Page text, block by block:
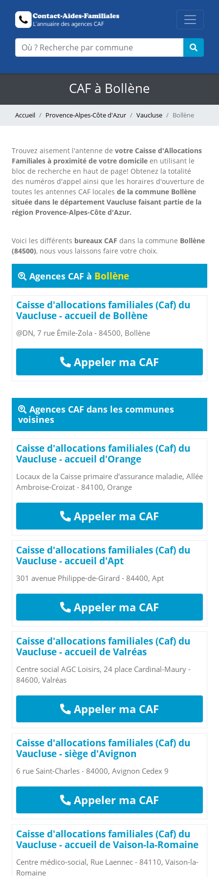
CAF à Bollène
Accueil Provence-Alpes-Côte d'Azur Vaucluse Bollène
Trouvez aisement l'antenne de votre Caisse d'Allocations
Familiales à proximité de votre domicile en utilisant le
bloc de recherche en haut de page! Obtenez la totalité
des numéros d'appel ainsi que les horaires d'ouverture de
toutes les antennes CAF locales de la commune Bollène
située dans le département Vaucluse faisant partie de la
région Provence-Alpes-Côte d'Azur.
Voici les différents bureaux CAF dans la commune Bollène
(84500), nous vous laissons faire votre choix.
Agences CAF à Bollène
Caisse d'allocations familiales (Caf) du
Vaucluse - accueil de Bollène
@DN, 7 rue Émile-Zola - 84500, Bollène
Appeler ma CAF
Agences CAF dans les communes
voisines
Caisse d'allocations familiales (Caf) du
Vaucluse - accueil d'Orange
Locaux de la Caisse primaire d'assurance maladie, Allée
Ambroise-Croizat - 84100, Orange
Appeler ma CAF
Caisse d'allocations familiales (Caf) du
Vaucluse - accueil d'Apt
301 avenue Philippe-de-Girard - 84400, Apt
Appeler ma CAF
Caisse d'allocations familiales (Caf) du
Vaucluse - accueil de Valréas
Centre social AGC Loisirs, 24 place Cardinal-Maury -
84600, Valréas
Appeler ma CAF
Caisse d'allocations familiales (Caf) du
Vaucluse - siège d'Avignon
6 rue Saint-Charles - 84000, Avignon Cedex 9
Appeler ma CAF
Caisse d'allocations familiales (Caf) du
Vaucluse - accueil de Vaison-la-Romaine
Centre médico-social, Rue Laennec - 84110, Vaison-la-
Romaine